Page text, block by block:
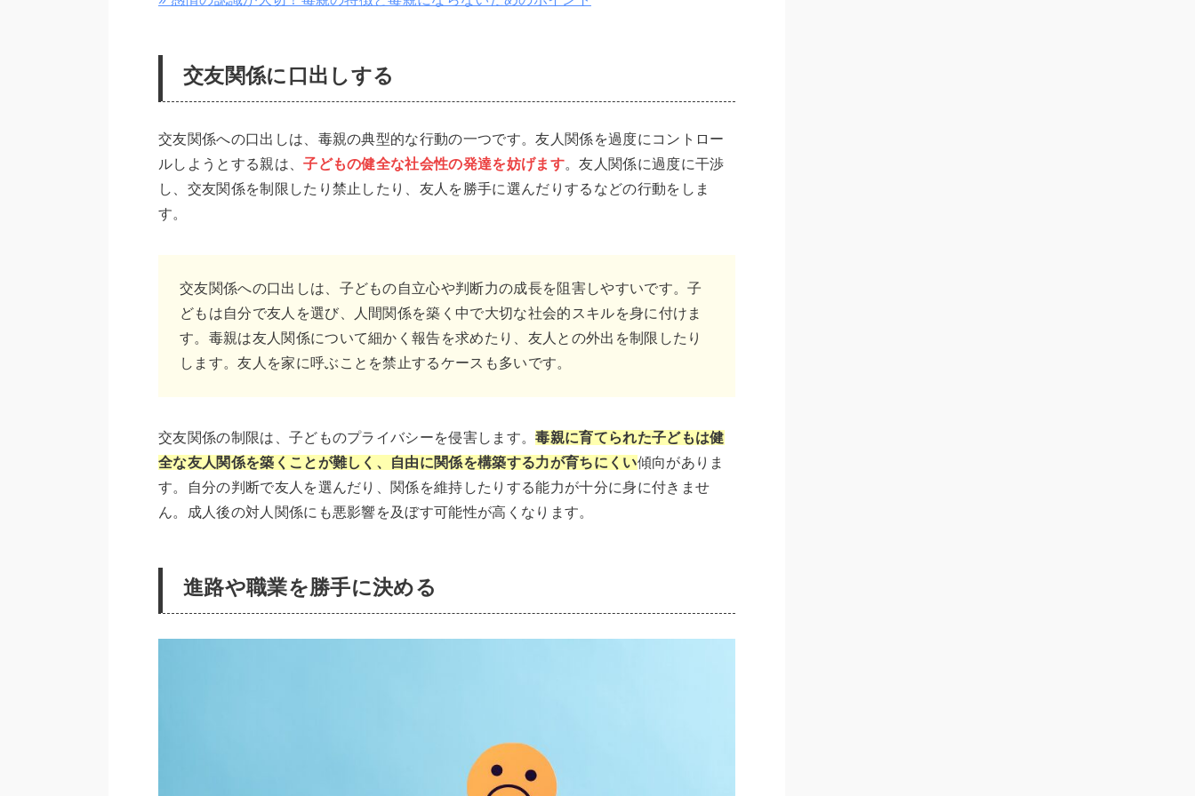
交友関係に口出しする
交友関係への口出しは、毒親の典型的な行動の一つです。友人関係を過度にコントロー
ルしようとする親は、子どもの健全な社会性の発達を妨げます。友人関係に過度に干渉
し、交友関係を制限したり禁止したり、友人を勝手に選んだりするなどの行動をしま
す。
交友関係への口出しは、子どもの自立心や判断力の成長を阻害しやすいです。子
どもは自分で友人を選び、人間関係を築く中で大切な社会的スキルを身に付けま
す。毒親は友人関係について細かく報告を求めたり、友人との外出を制限したり
します。友人を家に呼ぶことを禁止するケースも多いです。
交友関係の制限は、子どものプライバシーを侵害します。毒親に育てられた子どもは健
全な友人関係を築くことが難しく、自由に関係を構築する力が育ちにくい傾向がありま
す。自分の判断で友人を選んだり、関係を維持したりする能力が十分に身に付きませ
ん。成人後の対人関係にも悪影響を及ぼす可能性が高くなります。
進路や職業を勝手に決める